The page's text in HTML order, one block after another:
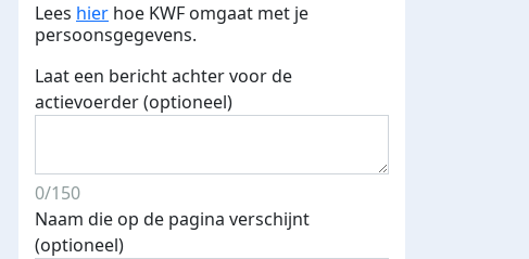
Streefbedrag verhoogd
Lees hier hoe KWF omgaat met je
persoonsgegevens.
Laat een bericht achter voor de
actievoerder (optioneel)
0/150
Naam die op de pagina verschijnt
(optioneel)